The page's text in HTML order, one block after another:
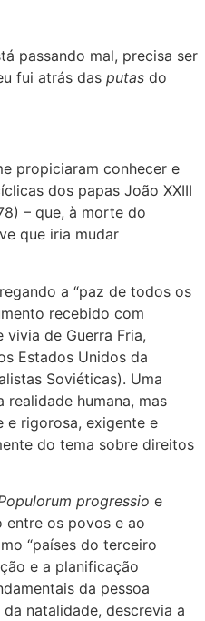
passando mal, precisa ser
fui atrás das putas do
propiciaram conhecer e
dos papas João XXIII
– que, à morte do
que iria mudar
a “paz de todos os
recebido com
de Guerra Fria,
Estados Unidos da
Soviéticas). Uma
humana, mas
e rigorosa, exigente e
do tema sobre direitos
progressio e
entre os povos e ao
“países do terceiro
e a planificação
da pessoa
natalidade, descrevia a